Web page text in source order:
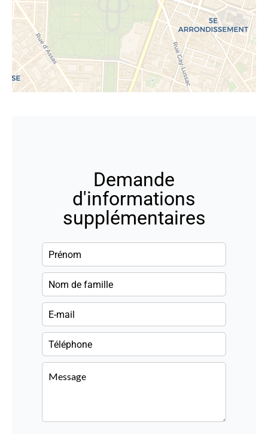
Demande
d'informations
supplémentaires